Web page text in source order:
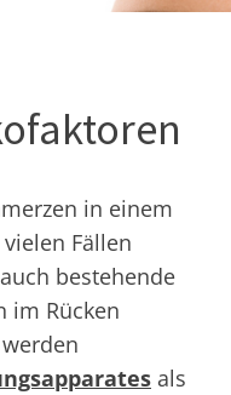
in einem
Fällen
bestehende
im Rücken
als